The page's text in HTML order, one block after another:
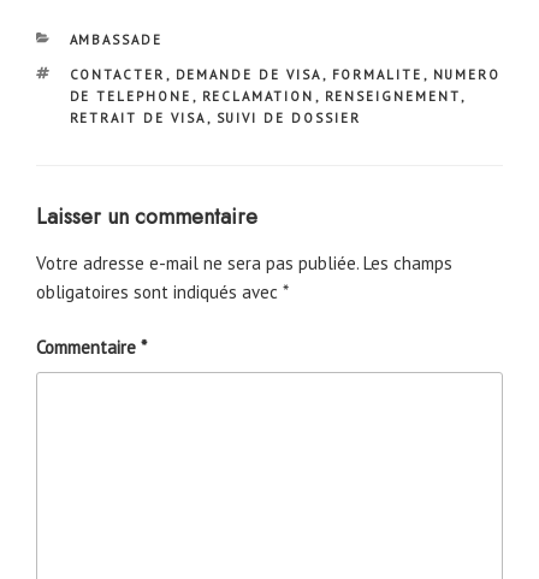
CATÉGORIES
AMBASSADE
ÉTIQUETTES
CONTACTER , DEMANDE DE VISA, FORMALITE , NUMERO
DE TELEPHONE , RECLAMATION , RENSEIGNEMENT,
RETRAIT DE VISA, SUIVI DE DOSSIER
Laisser un commentaire
Votre adresse e-mail ne sera pas publiée. Les champs
obligatoires sont indiqués avec *
Commentaire *